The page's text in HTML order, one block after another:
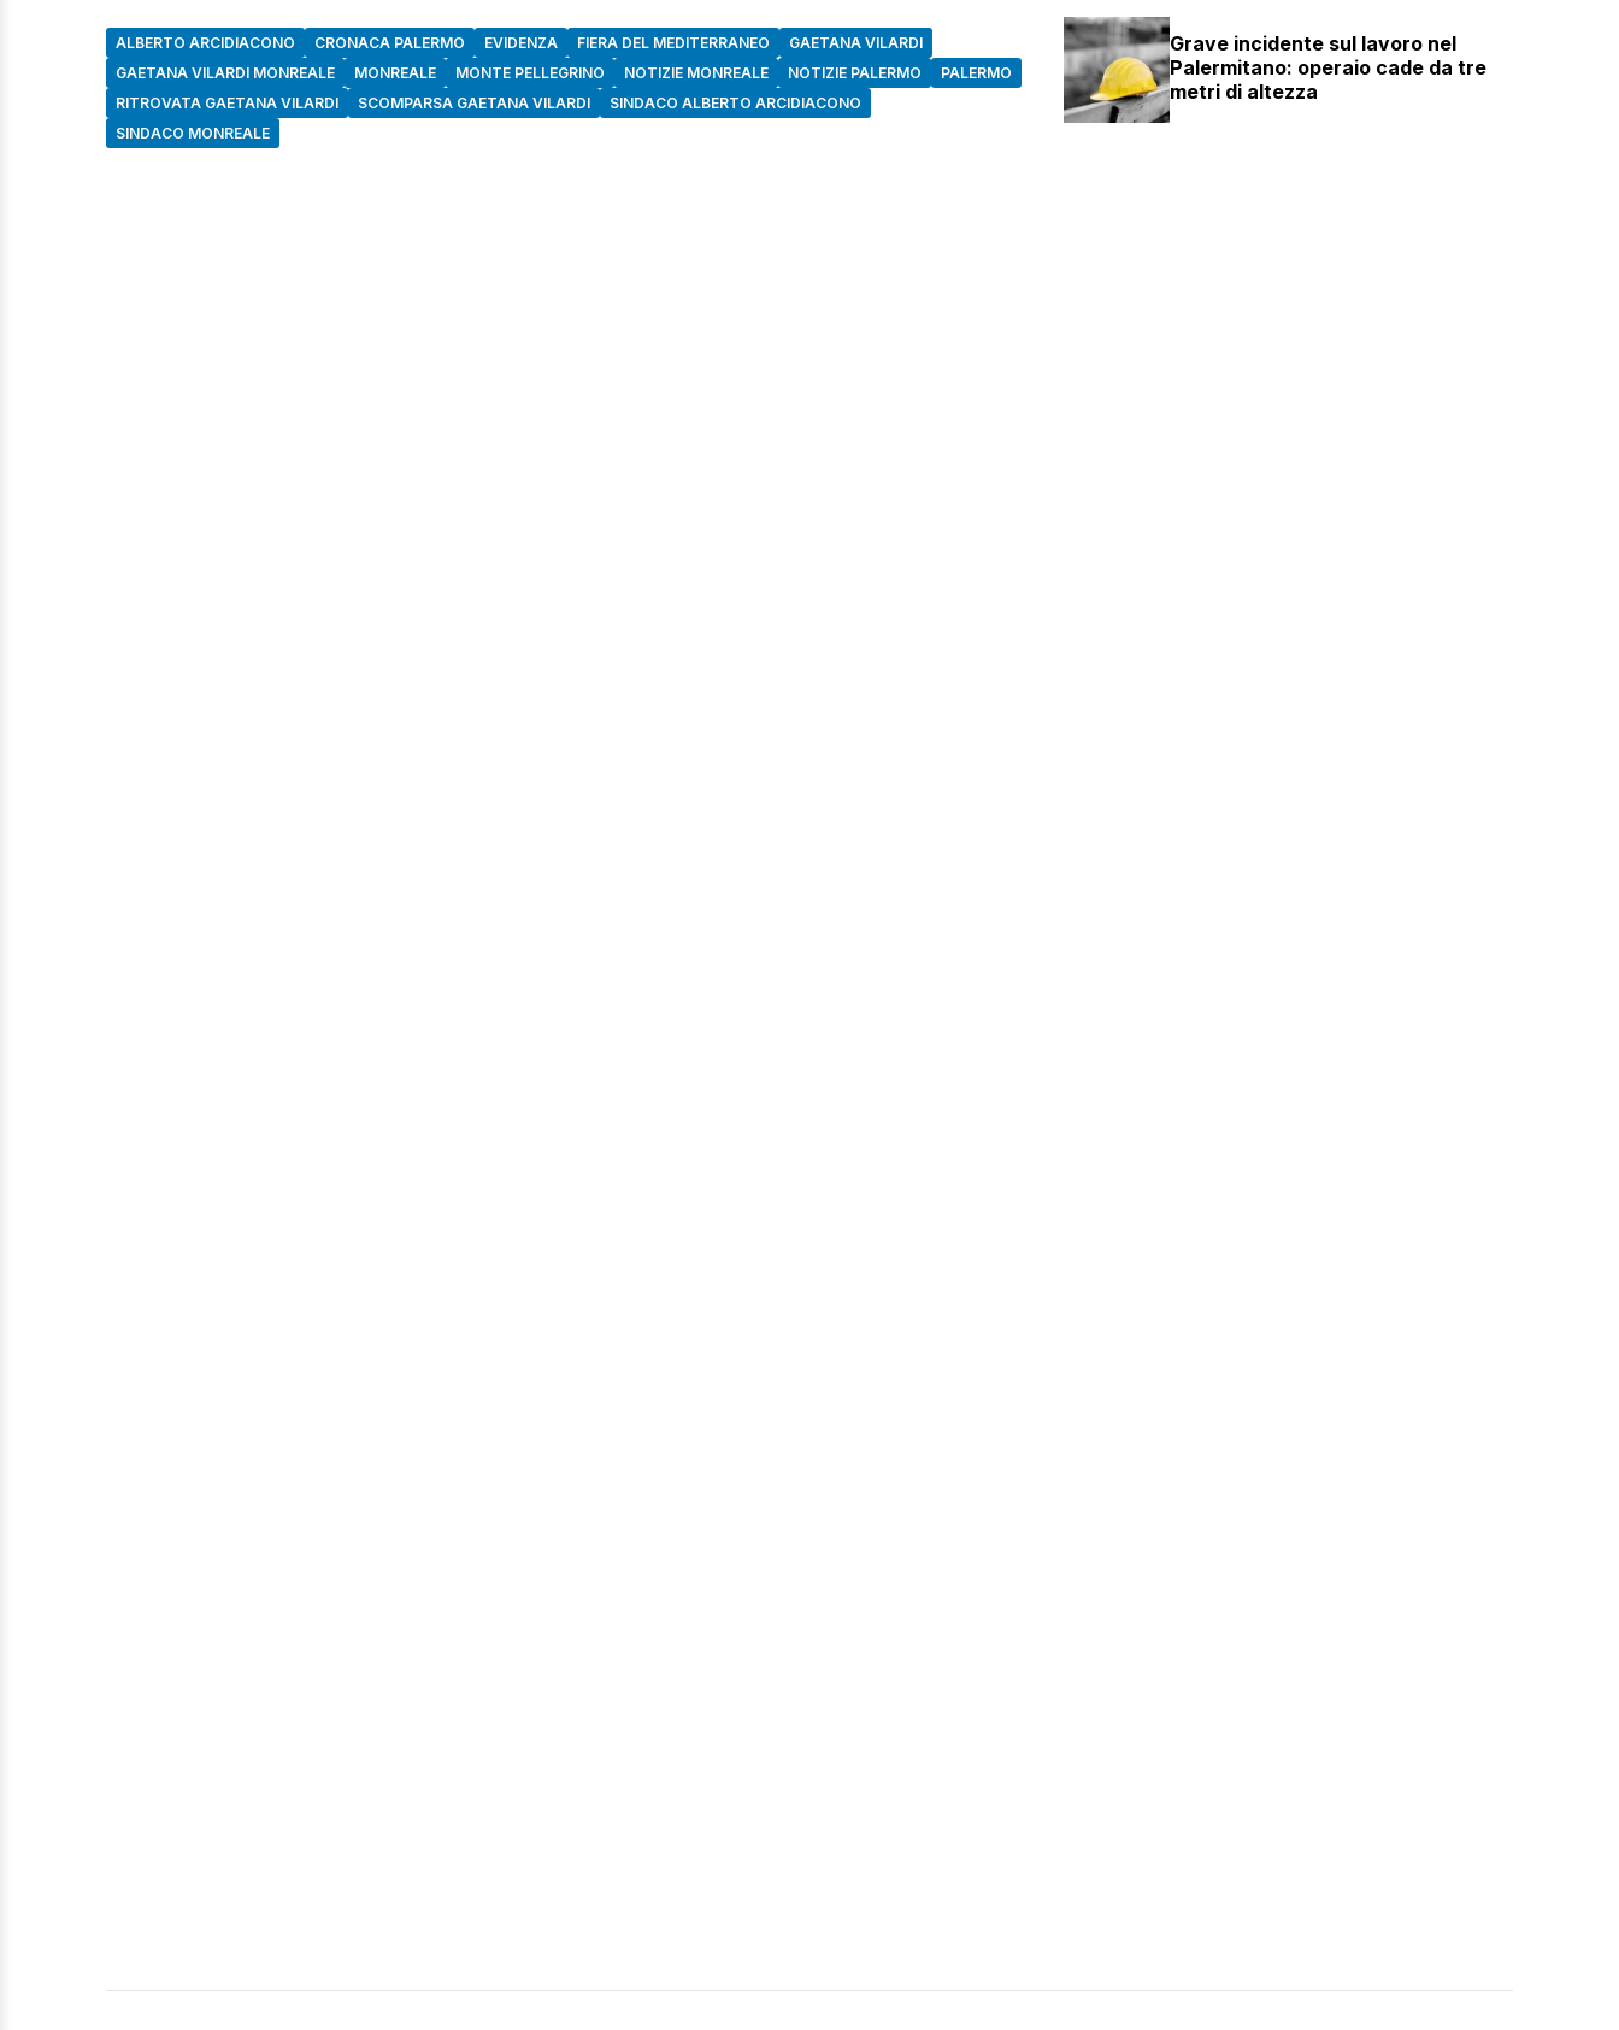
ALBERTO ARCIDIACONO CRONACA PALERMO EVIDENZA FIERA DEL MEDITERRANEO
GAETANA VILARDI
GAETANA VILARDI MONREALE
MONREALE MONTE PELLEGRINO NOTIZIE MONREALE NOTIZIE PALERMO
PALERMO
RITROVATA GAETANA VILARDI
SCOMPARSA GAETANA VILARDI
SINDACO ALBERTO ARCIDIACONO
SINDACO MONREALE
Grave incidente sul lavoro nel
Palermitano: operaio cade da tre
metri di altezza